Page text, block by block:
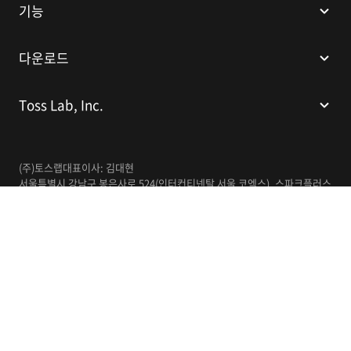
기능
다운로드
Toss Lab, Inc.
(주)토스랩대표이사: 김대현
서울특별시 강남구 봉은사로 524(인터컨티넨탈 서울 코엑스), 스파크플러스